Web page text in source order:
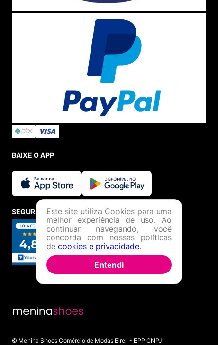
BAIXE O APP
SEGURANÇA E CREDIBILIDADE
© Menina Shoes Comércio de Modas Eireli - EPP CNPJ:
Este site utiliza Cookies para uma
melhor experiência de uso. Ao
continuar navegando, você
concorda com nossas políticas
de cookies e privacidade.
Entendi